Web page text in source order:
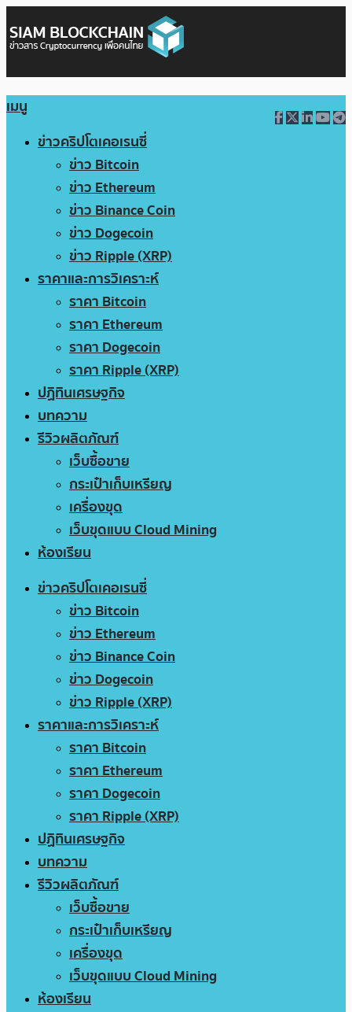
เมนู
ข่าวคริปโตเคอเรนซี่
ข่าว Bitcoin
ข่าว Ethereum
ข่าว Binance Coin
ข่าว Dogecoin
ข่าว Ripple (XRP)
ราคาและการวิเคราะห์
ราคา Bitcoin
ราคา Ethereum
ราคา Dogecoin
ราคา Ripple (XRP)
ปฏิทินเศรษฐกิจ
บทความ
รีวิวผลิตภัณฑ์
เว็บซื้อขาย
กระเป๋าเก็บเหรียญ
เครื่องขุด
เว็บขุดแบบ Cloud Mining
ห้องเรียน
ข่าวคริปโตเคอเรนซี่
ข่าว Bitcoin
ข่าว Ethereum
ข่าว Binance Coin
ข่าว Dogecoin
ข่าว Ripple (XRP)
ราคาและการวิเคราะห์
ราคา Bitcoin
ราคา Ethereum
ราคา Dogecoin
ราคา Ripple (XRP)
ปฏิทินเศรษฐกิจ
บทความ
รีวิวผลิตภัณฑ์
เว็บซื้อขาย
กระเป๋าเก็บเหรียญ
เครื่องขุด
เว็บขุดแบบ Cloud Mining
ห้องเรียน